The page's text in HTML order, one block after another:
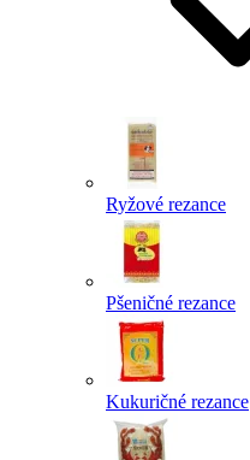
Ryžové rezance
Pšeničné rezance
Kukuričné rezance